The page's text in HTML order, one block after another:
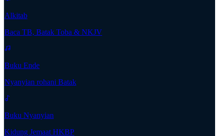
Alkitab
Baca TB, Batak Toba & NKJV
Buku Ende
Nyanyian rohani Batak
Buku Nyanyian
Kidung Jemaat HKBP